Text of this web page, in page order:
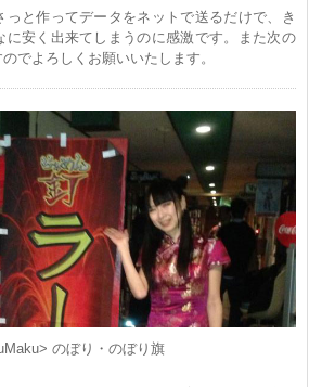
っと作ってデータをネットで送るだけで、き
に安く出来てしまうのに感激です。また次の
でよろしくお願いいたします。
のぼり・のぼり旗